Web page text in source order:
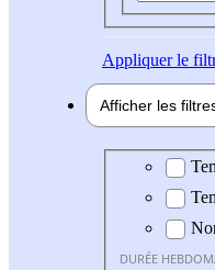
Appliquerle
Afficher les
Durée
DURÉE